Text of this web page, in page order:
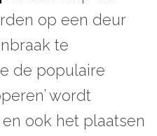
op een deur
te
de populaire
wordt
ook het plaatsen